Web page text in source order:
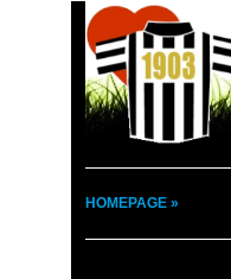
HOMEPAGE »